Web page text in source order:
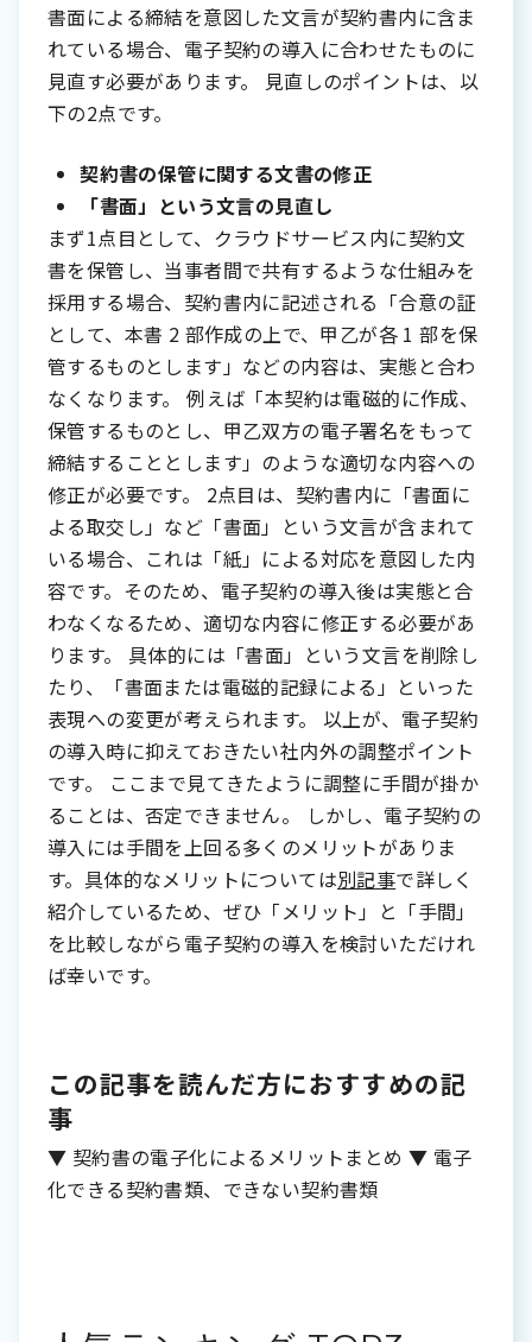
書面による締結を意図した文言が契約書内に含ま
れている場合、電子契約の導入に合わせたものに
見直す必要があります。 見直しのポイントは、以
下の2点です。
契約書の保管に関する文書の修正
「書面」という文言の見直し
まず1点目として、クラウドサービス内に契約文
書を保管し、当事者間で共有するような仕組みを
採用する場合、契約書内に記述される「合意の証
として、本書 2 部作成の上で、甲乙が各 1 部を保
管するものとします」などの内容は、実態と合わ
なくなります。 例えば「本契約は電磁的に作成、
保管するものとし、甲乙双方の電子署名をもって
締結することとします」のような適切な内容への
修正が必要です。 2点目は、契約書内に「書面に
よる取交し」など「書面」という文言が含まれて
いる場合、これは「紙」による対応を意図した内
容です。そのため、電子契約の導入後は実態と合
わなくなるため、適切な内容に修正する必要があ
ります。 具体的には「書面」という文言を削除し
たり、「書面または電磁的記録による」といった
表現への変更が考えられます。 以上が、電子契約
の導入時に抑えておきたい社内外の調整ポイント
です。 ここまで見てきたように調整に手間が掛か
ることは、否定できません。 しかし、電子契約の
導入には手間を上回る多くのメリットがありま
す。具体的なメリットについては別記事で詳しく
紹介しているため、ぜひ「メリット」と「手間」
を比較しながら電子契約の導入を検討いただけれ
ば幸いです。
この記事を読んだ方におすすめの記
事
▼ 契約書の電子化によるメリットまとめ ▼ 電子
化できる契約書類、できない契約書類